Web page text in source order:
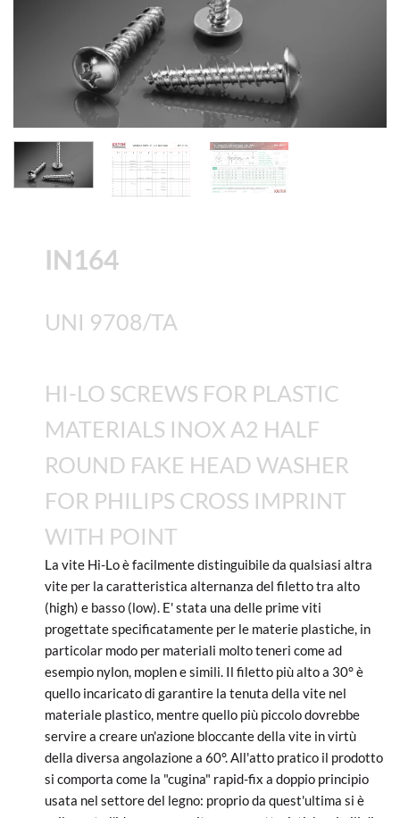
IN164
UNI 9708/TA
HI-LO SCREWS FOR PLASTIC
MATERIALS INOX A2 HALF
ROUND FAKE HEAD WASHER
FOR PHILIPS CROSS IMPRINT
WITH POINT
La vite Hi-Lo è facilmente distinguibile da qualsiasi altra
vite per la caratteristica alternanza del filetto tra alto
(high) e basso (low). E' stata una delle prime viti
progettate specificatamente per le materie plastiche, in
particolar modo per materiali molto teneri come ad
esempio nylon, moplen e simili. Il filetto più alto a 30° è
quello incaricato di garantire la tenuta della vite nel
materiale plastico, mentre quello più piccolo dovrebbe
servire a creare un'azione bloccante della vite in virtù
della diversa angolazione a 60°. All'atto pratico il prodotto
si comporta come la "cugina" rapid-fix a doppio principio
usata nel settore del legno: proprio da quest'ultima si è